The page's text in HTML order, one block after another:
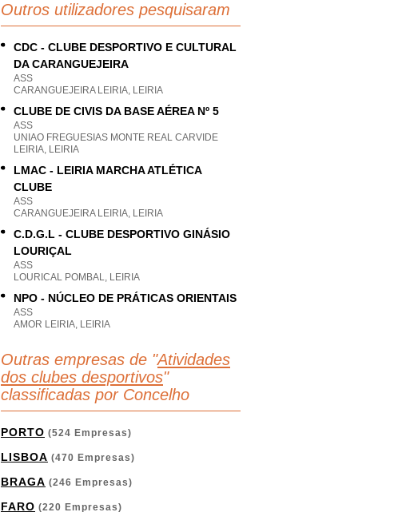
Outros utilizadores pesquisaram
CDC - CLUBE DESPORTIVO E CULTURAL
DA CARANGUEJEIRA
ASS
CARANGUEJEIRA LEIRIA, LEIRIA
CLUBE DE CIVIS DA BASE AÉREA Nº 5
ASS
UNIAO FREGUESIAS MONTE REAL CARVIDE
LEIRIA, LEIRIA
LMAC - LEIRIA MARCHA ATLÉTICA
CLUBE
ASS
CARANGUEJEIRA LEIRIA, LEIRIA
C.D.G.L - CLUBE DESPORTIVO GINÁSIO
LOURIÇAL
ASS
LOURICAL POMBAL, LEIRIA
NPO - NÚCLEO DE PRÁTICAS ORIENTAIS
ASS
AMOR LEIRIA, LEIRIA
Outras empresas de "Atividades
dos clubes desportivos"
classificadas por Concelho
PORTO (524 Empresas)
LISBOA (470 Empresas)
BRAGA (246 Empresas)
FARO (220 Empresas)